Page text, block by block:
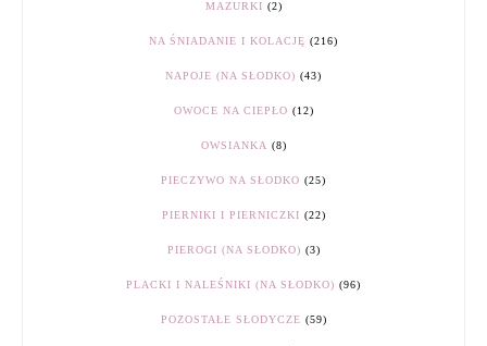
MAZURKI (2)
NA ŚNIADANIE I KOLACJĘ (216)
NAPOJE (NA SŁODKO) (43)
OWOCE NA CIEPŁO (12)
OWSIANKA (8)
PIECZYWO NA SŁODKO (25)
PIERNIKI I PIERNICZKI (22)
PIEROGI (NA SŁODKO) (3)
PLACKI I NALEŚNIKI (NA SŁODKO) (96)
POZOSTAŁE SŁODYCZE (59)